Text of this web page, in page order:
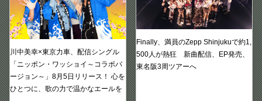
川中美幸×東京力車、配信シングル
「ニッポン・ワッショイ～コラボバ
ージョン～」8月5日リリース！ 心を
ひとつに、歌の力で温かなエールを
Finally、満員のZepp Shinjukuで約1,
500人が熱狂 新曲配信、EP発売、
東名阪3周ツアーへ